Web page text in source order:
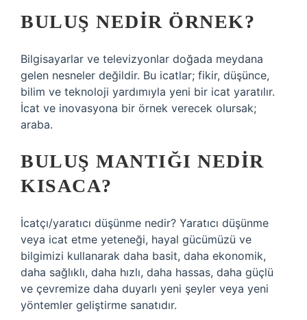
BULUŞ NEDIR ÖRNEK?
Bilgisayarlar ve televizyonlar doğada meydana
gelen nesneler değildir. Bu icatlar; fikir, düşünce,
bilim ve teknoloji yardımıyla yeni bir icat yaratılır.
İcat ve inovasyona bir örnek verecek olursak;
araba.
BULUŞ MANTIĞI NEDIR
KISACA?
İcatçı/yaratıcı düşünme nedir? Yaratıcı düşünme
veya icat etme yeteneği, hayal gücümüzü ve
bilgimizi kullanarak daha basit, daha ekonomik,
daha sağlıklı, daha hızlı, daha hassas, daha güçlü
ve çevremize daha duyarlı yeni şeyler veya yeni
yöntemler geliştirme sanatıdır.